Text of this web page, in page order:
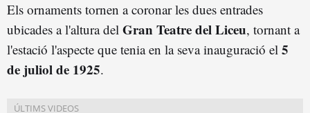
Els ornaments tornen a coronar les dues entrades
ubicades a l'altura del Gran Teatre del Liceu, tornant a
l'estació l'aspecte que tenia en la seva inauguració el 5
de juliol de 1925.